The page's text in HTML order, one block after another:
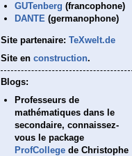
GUTenberg (francophone)
DANTE (germanophone)
Site partenaire: TeXwelt.de
Site en construction.
Blogs:
Professeurs de
mathématiques dans le
secondaire, connaissez-
vous le package
ProfCollege de Christophe